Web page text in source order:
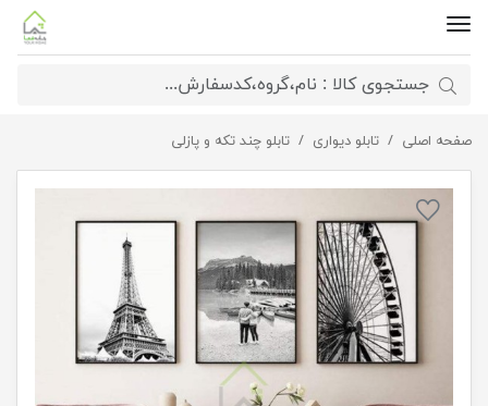
صفحه اصلی تابلو دیواری تابلو چند تکه و پازلی تابلو برج ایفل